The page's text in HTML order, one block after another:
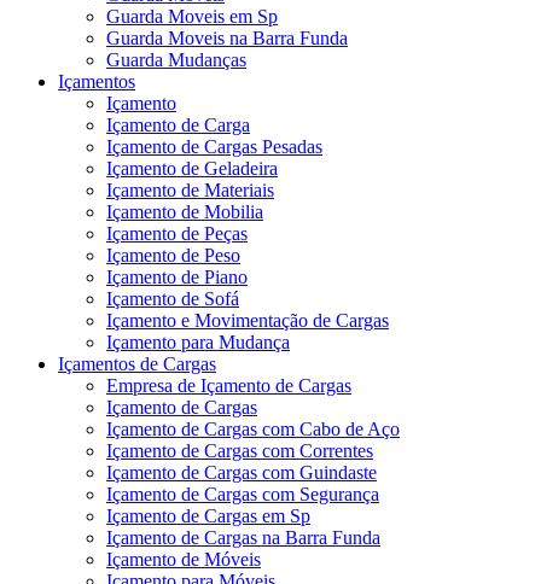
Guarda Moveis em Sp
Guarda Moveis na Barra Funda
Guarda Mudanças
Içamentos
Içamento
Içamento de Carga
Içamento de Cargas Pesadas
Içamento de Geladeira
Içamento de Materiais
Içamento de Mobilia
Içamento de Peças
Içamento de Peso
Içamento de Piano
Içamento de Sofá
Içamento e Movimentação de Cargas
Içamento para Mudança
Içamentos de Cargas
Empresa de Içamento de Cargas
Içamento de Cargas
Içamento de Cargas com Cabo de Aço
Içamento de Cargas com Correntes
Içamento de Cargas com Guindaste
Içamento de Cargas com Segurança
Içamento de Cargas em Sp
Içamento de Cargas na Barra Funda
Içamento de Móveis